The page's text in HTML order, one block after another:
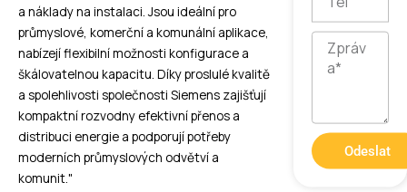
a náklady na instalaci. Jsou ideální pro
průmyslové, komerční a komunální aplikace,
nabízejí flexibilní možnosti konfigurace a
škálovatelnou kapacitu. Díky proslulé kvalitě
a spolehlivosti společnosti Siemens zajišťují
kompaktní rozvodny efektivní přenos a
distribuci energie a podporují potřeby
moderních průmyslových odvětví a
komunit."
Zpráva
Odeslat